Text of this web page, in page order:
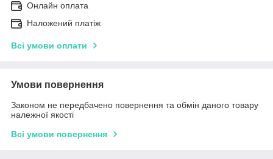
Онлайн оплата
Наложений платіж
Всі умови оплати
Умови повернення
Законом не передбачено повернення та обмін даного товару
належної якості
Всі умови повернення